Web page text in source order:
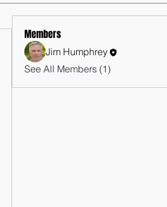
Members
Jim Humphrey
See All Members (1)